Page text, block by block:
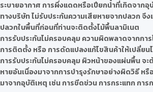
ระบายอากาศ การผึ่งแดดหรือเปียกน้ำที่เกิดจากอุ
ทางบริษัท ไม่รับประกันความเสียหายจากปลวก จึง
ปลวกในพื้นที่ก่อนที่ท่านจะติดตั้งไม้พื้นลามิเนต
การรับประกันไม่ครอบคลุม ความผิดพลาดจากกา
การติดตั้ง หรือ การดัดแปลงแก้ไขสินค้าให้เปลี่ยน
การรับประกันไม่ครอบคลุม ผิวหน้าของแผ่นพื้น จะ
หายอันเนื่องมาจากการบำรุงรักษาอย่างผิดวิธี หรื
มาจากอุบัติเหตุ เช่น การขีดข่วน การกระแทก กา